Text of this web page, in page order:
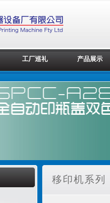
工厂巡礼 产品展示
移印机系